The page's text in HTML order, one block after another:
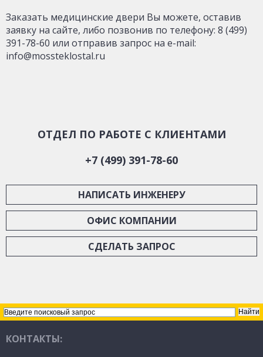
Заказать медицинские двери Вы можете, оставив
заявку на сайте, либо позвонив по телефону: 8 (499)
391-78-60 или отправив запрос на e-mail:
info@mossteklostal.ru
ОТДЕЛ ПО РАБОТЕ С КЛИЕНТАМИ
+7 (499) 391-78-60
НАПИСАТЬ ИНЖЕНЕРУ
ОФИС КОМПАНИИ
СДЕЛАТЬ ЗАПРОС
КОНТАКТЫ: